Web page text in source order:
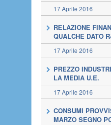
17 Aprile 2016
RELAZIONE
QUALCHE DATO
17 Aprile 2016
PREZZO
LA MEDIA U.E.
17 Aprile 2016
CONSUMI
MARZO SEGNO